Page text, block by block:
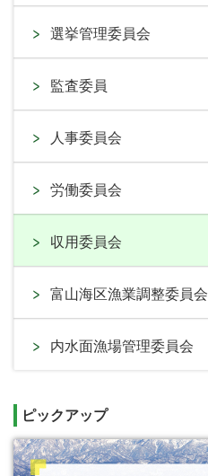
選挙管理委員会
監査委員
人事委員会
労働委員会
収用委員会
富山海区漁業調整委員会
内水面漁場管理委員会
ピックアップ